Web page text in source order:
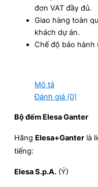
đơn VAT đầy đủ.
Giao hàng toàn
khách dự án.
Chế độ bảo hành
Mô tả
Đánh giá (0)
Bộ đếm Elesa Ganter
Hãng Elesa+Ganter là
tiếng:
Elesa S.p.A. (Ý)